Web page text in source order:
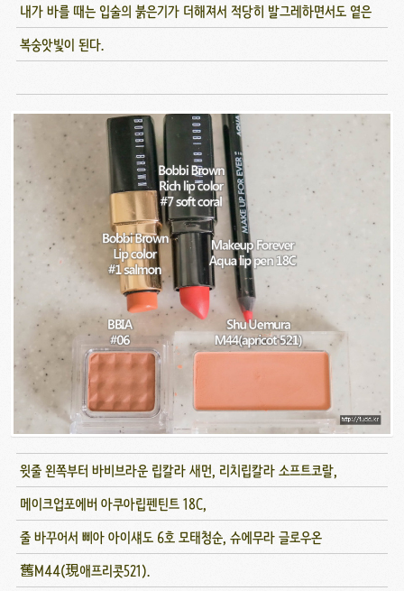
내가 바를 때는 입술의 붉은기가 더해져서 적당히 발그레하면서도 옅은
복숭앗빛이 된다.
윗줄 왼쪽부터 바비브라운 립칼라 새먼, 리치립칼라 소프트코랄,
메이크업포에버 아쿠아립펜틴트 18C,
줄 바꾸어서 삐아 아이섀도 6호 모태청순, 슈에무라 글로우온
舊M44(現애프리콧521).